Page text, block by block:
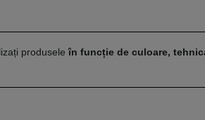
produseleîn funcție de culoare,